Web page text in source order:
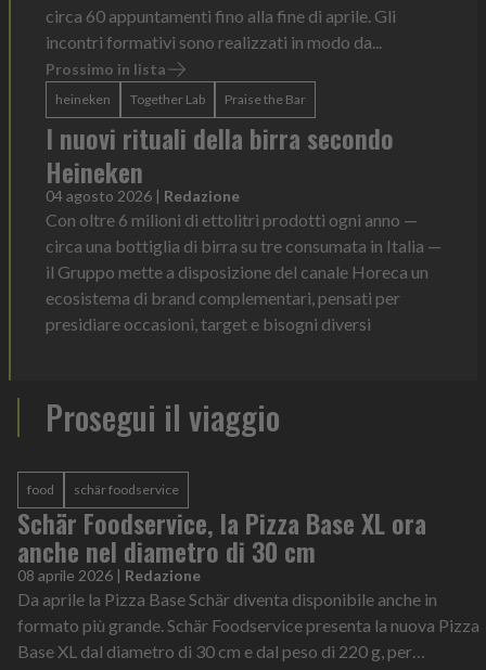
circa 60 appuntamenti fino alla fine di aprile. Gli
incontri formativi sono realizzati in modo da...
Prossimo in lista
heineken Together Lab Praise the Bar
I nuovi rituali della birra secondo
Heineken
04 agosto 2026 | Redazione
Con oltre 6 milioni di ettolitri prodotti ogni anno —
circa una bottiglia di birra su tre consumata in Italia —
il Gruppo mette a disposizione del canale Horeca un
ecosistema di brand complementari, pensati per
presidiare occasioni, target e bisogni diversi
Prosegui il viaggio
food schär foodservice
Schär Foodservice, la Pizza Base XL ora
anche nel diametro di 30 cm
08 aprile 2026 | Redazione
Da aprile la Pizza Base Schär diventa disponibile anche in
formato più grande. Schär Foodservice presenta la nuova Pizza
Base XL dal diametro di 30 cm e dal peso di 220 g, per